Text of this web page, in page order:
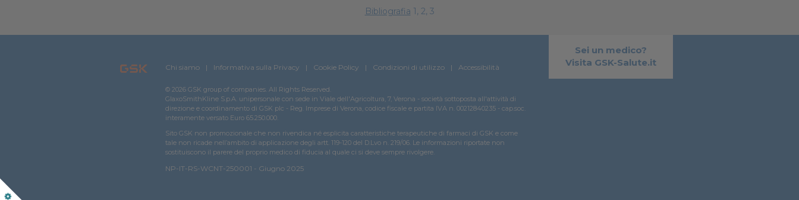
Bibliografia 1, 2, 3
Sei un medico?
Visita GSK-Salute.it
Chi siamo Informativa sulla Privacy Cookie Policy Condizioni di utilizzo Accessibilità
© 2026 GSK group of companies. All Rights Reserved.
GlaxoSmithKline S.p.A. unipersonale con sede in Viale dell'Agricoltura, 7, Verona - società sottoposta all'attività di
direzione e coordinamento di GSK plc - Reg. Imprese di Verona, codice fiscale e partita IVA n. 00212840235 - cap.soc.
interamente versato Euro 65.250.000.
Sito GSK non promozionale che non rivendica né esplicita caratteristiche terapeutiche di farmaci di GSK e come
tale non ricade nell’ambito di applicazione degli artt. 119-120 del D.Lvo n. 219/06. Le informazioni riportate non
sostituiscono il parere del proprio medico di fiducia al quale ci si deve sempre rivolgere.
NP-IT-RS-WCNT-250001 - Giugno 2025